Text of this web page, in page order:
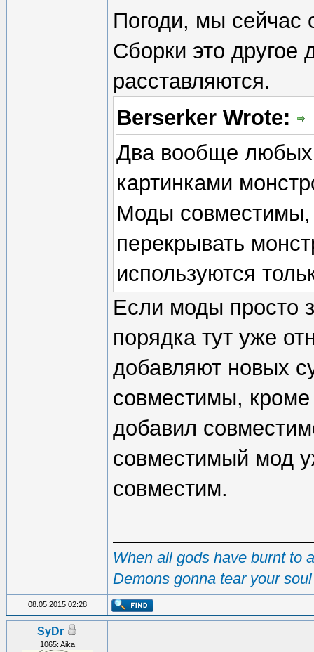
Погоди, мы сейчас
Сборки это
расставляются.
Berserker Wrote:
Два вообще
картинками
Моды совместимы,
перекрывать
используются
Если моды просто
порядка тут уже
добавляют новых
совместимы, кроме
добавил
совместимый мод
совместим.
When all gods have burnt to
Demons gonna tear your
08.05.2015 02:28
SyDr
1065: Aika